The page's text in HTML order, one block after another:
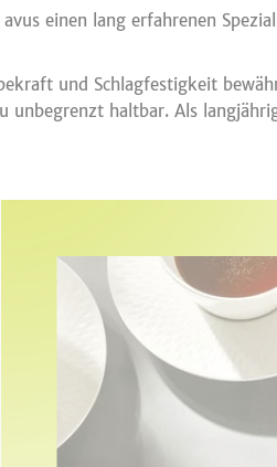
einen lang erfahrenen
und Schlagfestigkeit
haltbar. Als